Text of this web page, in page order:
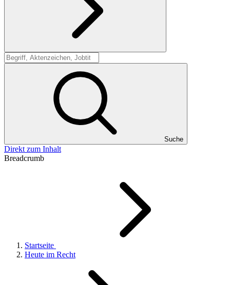
Suche
Suche
Direkt zum Inhalt
Breadcrumb
Startseite
Heute im Recht